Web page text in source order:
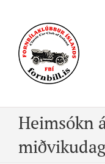
content
Heimsókn